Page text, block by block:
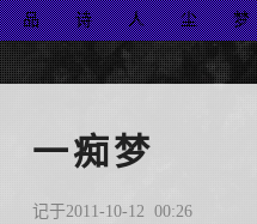
品 诗 人 尘 梦
一痴梦
记于2011-10-12 00:26